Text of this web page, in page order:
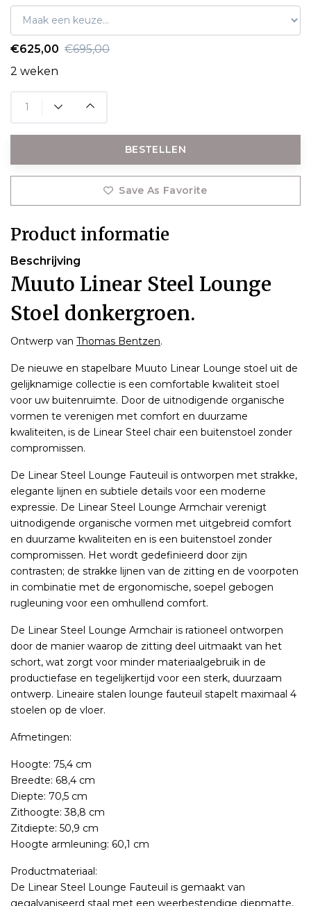
€625,00 €695,00
2 weken
BESTELLEN
Save As Favorite
Product informatie
Beschrijving
Muuto Linear Steel Lounge
Stoel donkergroen.
Ontwerp van Thomas Bentzen.
De nieuwe en stapelbare Muuto Linear Lounge stoel uit de
gelijknamige collectie is een comfortable kwaliteit stoel
voor uw buitenruimte. Door de uitnodigende organische
vormen te verenigen met comfort en duurzame
kwaliteiten, is de Linear Steel chair een buitenstoel zonder
compromissen.
De Linear Steel Lounge Fauteuil is ontworpen met strakke,
elegante lijnen en subtiele details voor een moderne
expressie. De Linear Steel Lounge Armchair verenigt
uitnodigende organische vormen met uitgebreid comfort
en duurzame kwaliteiten en is een buitenstoel zonder
compromissen. Het wordt gedefinieerd door zijn
contrasten; de strakke lijnen van de zitting en de voorpoten
in combinatie met de ergonomische, soepel gebogen
rugleuning voor een omhullend comfort.
De Linear Steel Lounge Armchair is rationeel ontworpen
door de manier waarop de zitting deel uitmaakt van het
schort, wat zorgt voor minder materiaalgebruik in de
productiefase en tegelijkertijd voor een sterk, duurzaam
ontwerp. Lineaire stalen lounge fauteuil stapelt maximaal 4
stoelen op de vloer.
Afmetingen:
Hoogte: 75,4 cm
Breedte: 68,4 cm
Diepte: 70,5 cm
Zithoogte: 38,8 cm
Zitdiepte: 50,9 cm
Hoogte armleuning: 60,1 cm
Productmateriaal:
De Linear Steel Lounge Fauteuil is gemaakt van
gegalvaniseerd staal met een weerbestendige diepmatte,